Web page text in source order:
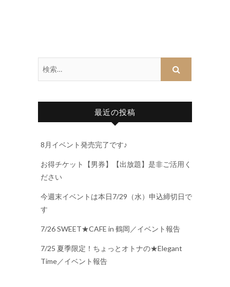
最近の投稿
8月イベント発売完了です♪
お得チケット【男券】【出放題】是非ご活用く
ださい
今週末イベントは本日7/29（水）申込締切日で
す
7/26 SWEET★CAFE in 鶴岡／イベント報告
7/25 夏季限定！ちょっとオトナの★Elegant
Time／イベント報告